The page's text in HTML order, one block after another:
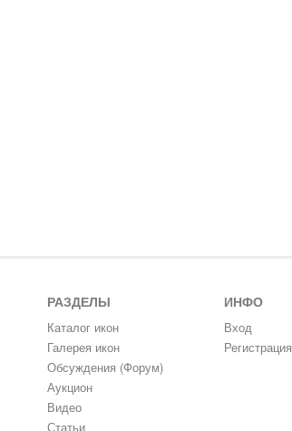
РАЗДЕЛЫ
Каталог икон
Галерея икон
Обсуждения (Форум)
Аукцион
Видео
Статьи
ИНФО
Вход
Регистрация